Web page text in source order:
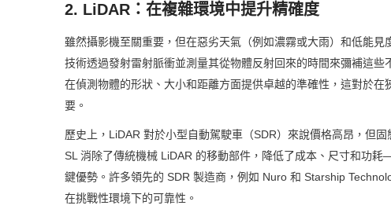
2. LiDAR：在複雜環境中提升精確度
雖然攝影機至關重要，但在惡劣天氣（例如濃霧或大雨）和低能見
技術透過發射雷射脈衝並測量其從物體反射回來的時間來彌補這
在偵測物體的形狀、大小和距離方面提供卓越的準確性，這對於
要。
歷史上，LiDAR 對於小型自動駕駛車（SDR）來說價格高昂，但
SL 消除了傳統機械 LiDAR 的移動部件，降低了成本、尺寸和功
鍵優勢。許多領先的 SDR 製造商，例如 Nuro 和 Starship
在挑戰性環境下的可靠性。